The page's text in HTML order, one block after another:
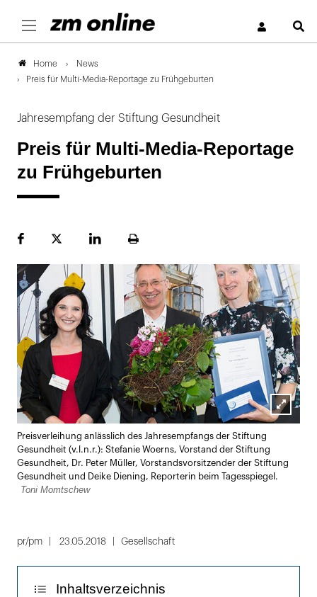
Home
News
Preis für Multi-Media-Reportage zu Frühgeburten
Jahresempfang der Stiftung Gesundheit
Preis für Multi-Media-Reportage
zu Frühgeburten
FacebookPlattformLinekdInSeite
Lightbox
Preisverleihung anlässlich des Jahresempfangs der Stiftung
Gesundheit (v.l.n.r.): Stefanie Woerns, Vorstand der Stiftung
Gesundheit, Dr. Peter Müller, Vorstandsvorsitzender der Stiftung
Gesundheit und Deike Diening, Reporterin beim Tagesspiegel.
Toni Momtschew
pr/pm 23.05.2018 Gesellschaft
Inhaltsverzeichnis